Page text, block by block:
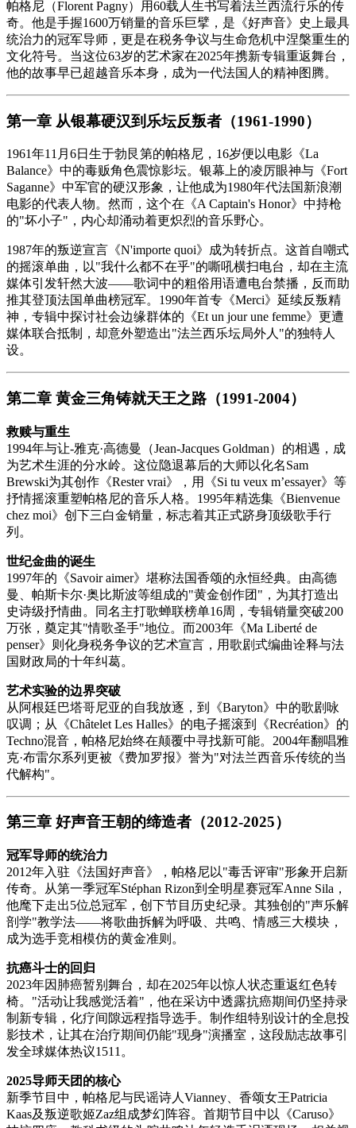
帕格尼（Florent Pagny）用60载人生书写着法兰西流行乐的传
奇。他是手握1600万销量的音乐巨擘，是《好声音》史上最具
统治力的冠军导师，更是在税务争议与生命危机中涅槃重生的
文化符号。当这位63岁的艺术家在2025年携新专辑重返舞台，
他的故事早已超越音乐本身，成为一代法国人的精神图腾。
第一章 从银幕硬汉到乐坛反叛者（1961-1990）
1961年11月6日生于勃艮第的帕格尼，16岁便以电影《La
Balance》中的毒贩角色震惊影坛。银幕上的凌厉眼神与《Fort
Saganne》中军官的硬汉形象，让他成为1980年代法国新浪潮
电影的代表人物。然而，这个在《A Captain's Honor》中持枪
的"坏小子"，内心却涌动着更炽烈的音乐野心。
1987年的叛逆宣言《N'importe quoi》成为转折点。这首自嘲式
的摇滚单曲，以"我什么都不在乎"的嘶吼横扫电台，却在主流
媒体引发轩然大波——歌词中的粗俗用语遭电台禁播，反而助
推其登顶法国单曲榜冠军。1990年首专《Merci》延续反叛精
神，专辑中探讨社会边缘群体的《Et un jour une femme》更遭
媒体联合抵制，却意外塑造出"法兰西乐坛局外人"的独特人
设。
第二章 黄金三角铸就天王之路（1991-2004）
救赎与重生
1994年与让-雅克·高德曼（Jean-Jacques Goldman）的相遇，成
为艺术生涯的分水岭。这位隐退幕后的大师以化名Sam
Brewski为其创作《Rester vrai》，用《Si tu veux m’essayer》等
抒情摇滚重塑帕格尼的音乐人格。1995年精选集《Bienvenue
chez moi》创下三白金销量，标志着其正式跻身顶级歌手行
列。
世纪金曲的诞生
1997年的《Savoir aimer》堪称法国香颂的永恒经典。由高德
曼、帕斯卡尔·奥比斯波等组成的"黄金创作团"，为其打造出
史诗级抒情曲。同名主打歌蝉联榜单16周，专辑销量突破200
万张，奠定其"情歌圣手"地位。而2003年《Ma Liberté de
penser》则化身税务争议的艺术宣言，用歌剧式编曲诠释与法
国财政局的十年纠葛。
艺术实验的边界突破
从阿根廷巴塔哥尼亚的自我放逐，到《Baryton》中的歌剧咏
叹调；从《Châtelet Les Halles》的电子摇滚到《Recréation》的
Techno混音，帕格尼始终在颠覆中寻找新可能。2004年翻唱雅
克·布雷尔系列更被《费加罗报》誉为"对法兰西音乐传统的当
代解构"。
第三章 好声音王朝的缔造者（2012-2025）
冠军导师的统治力
2012年入驻《法国好声音》，帕格尼以"毒舌评审"形象开启新
传奇。从第一季冠军Stéphan Rizon到全明星赛冠军Anne Sila，
他麾下走出5位总冠军，创下节目历史纪录。其独创的"声乐解
剖学"教学法——将歌曲拆解为呼吸、共鸣、情感三大模块，
成为选手竞相模仿的黄金准则。
抗癌斗士的回归
2023年因肺癌暂别舞台，却在2025年以惊人状态重返红色转
椅。"活动让我感觉活着"，他在采访中透露抗癌期间仍坚持录
制新专辑，化疗间隙远程指导选手。制作组特别设计的全息投
影技术，让其在治疗期间仍能"现身"演播室，这段励志故事引
发全球媒体热议1511 。
2025导师天团的核心
新季节目中，帕格尼与民谣诗人Vianney、香颂女王Patricia
Kaas及叛逆歌姬Zaz组成梦幻阵容。首期节目中以《Caruso》